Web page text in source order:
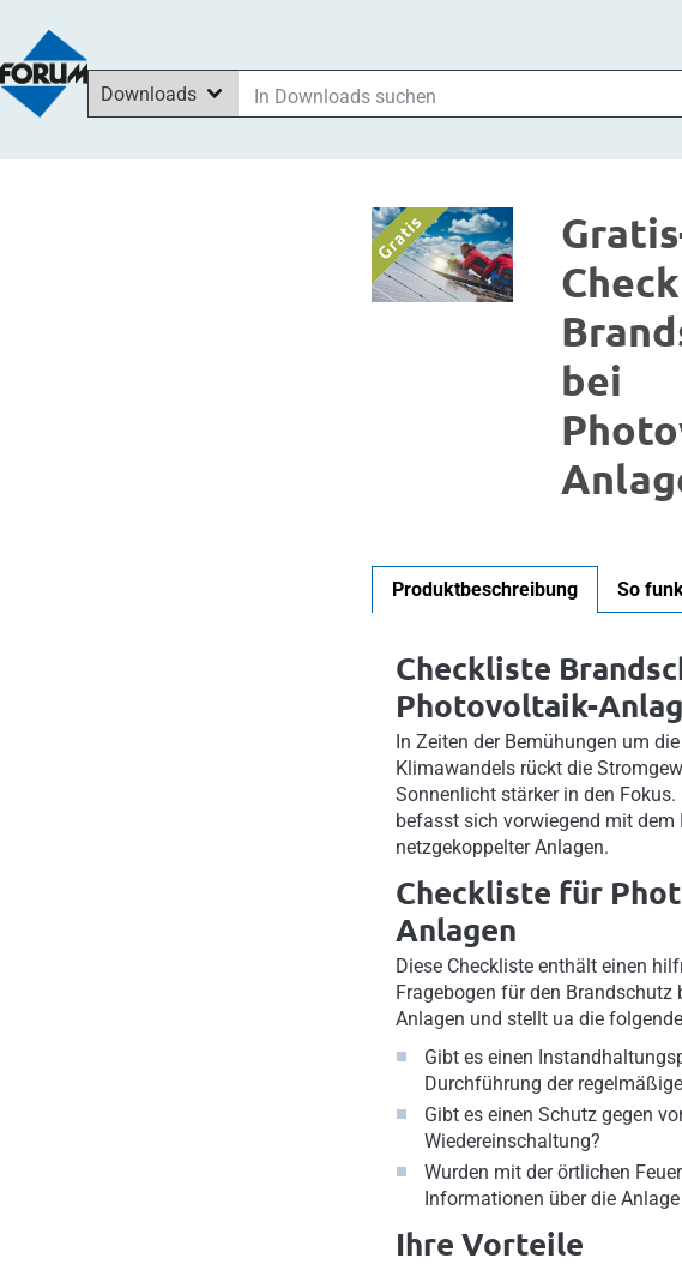
Downloads
In News suchen
bei
Produktbeschreibung So
Checkliste
Photovoltaik-
In Zeiten der Bemühungen um
Klimawandels rückt die
Sonnenlicht stärker in den Fokus.
befasst sich vorwiegend mit dem
netzgekoppelter Anlagen.
Checkliste für
Anlagen
Diese Checkliste enthält einen
Fragebogen für den Brandschutz
Anlagen und stellt ua die
Gibt es einen
Durchführung der
Gibt es einen Schutz gegen
Wiedereinschaltung?
Wurden mit der örtlichen
Informationen über die
Ihre Vorteile